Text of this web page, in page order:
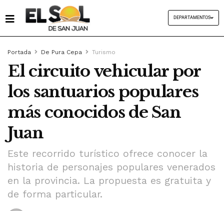
DEPARTAMENTOS
Portada De Pura Cepa Turismo
El circuito vehicular por
los santuarios populares
más conocidos de San
Juan
Este recorrido turístico ofrece conocer la
historia de personajes populares venerados
en la provincia. La propuesta es gratuita y
de forma particular.